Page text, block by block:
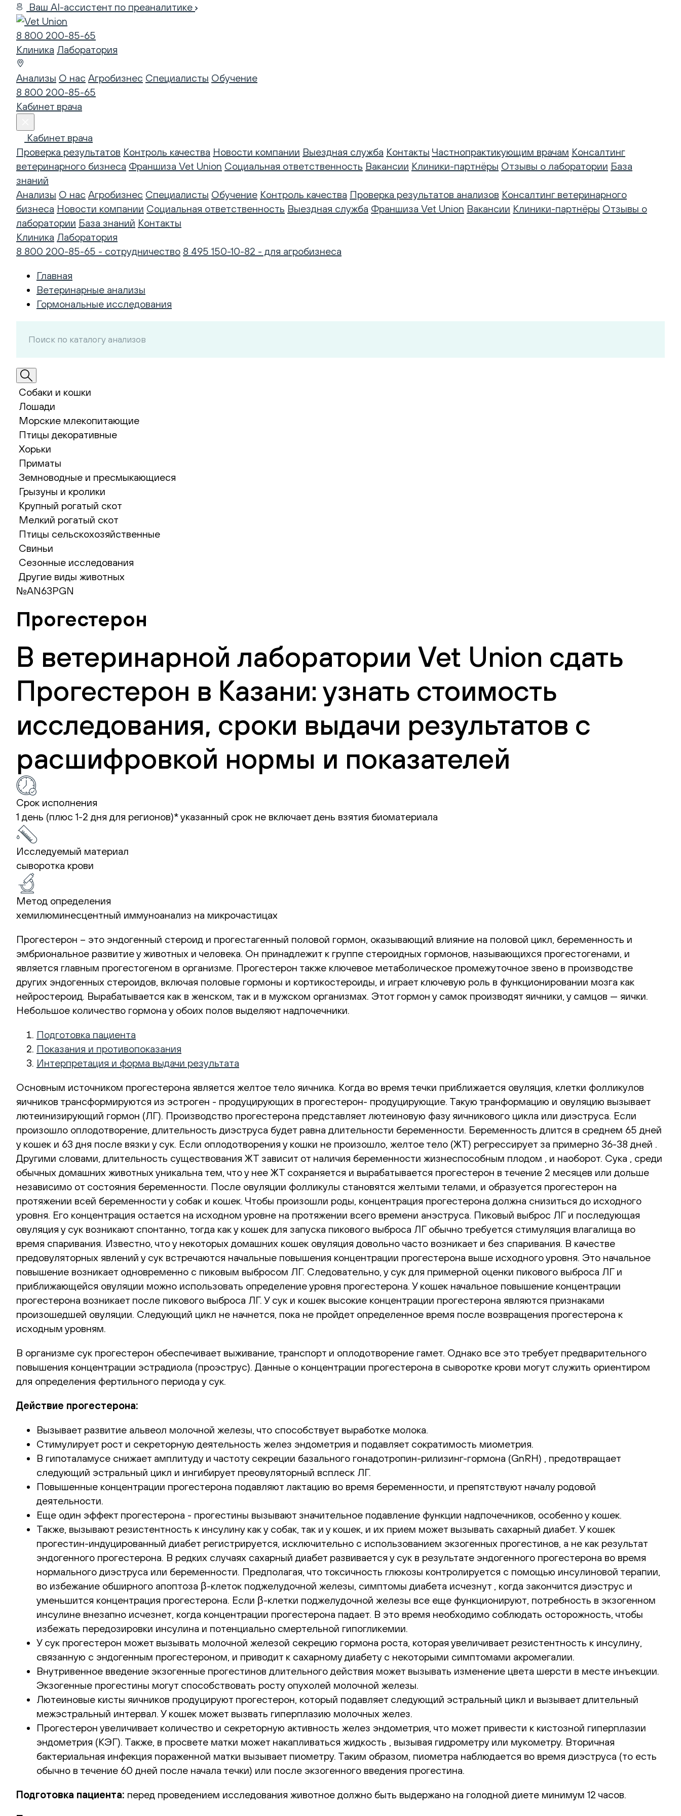
Ваш AI-ассистент по преаналитике
8 800 200-85-65
Клиника Лаборатория
Анализы О нас Агробизнес Специалисты Обучение
8 800 200-85-65
Кабинет врача
Кабинет врача
Проверка результатов Контроль качества Новости компании Выездная служба Контакты Частнопрактикующим врачам Консалтинг
ветеринарного бизнеса Франшиза Vet Union Социальная ответственность Вакансии Клиники-партнёры Отзывы о лаборатории База
знаний
Анализы О нас Агробизнес Специалисты Обучение Контроль качества Проверка результатов анализов Консалтинг ветеринарного
бизнеса Новости компании Социальная ответственность Выездная служба Франшиза Vet Union Вакансии Клиники-партнёры Отзывы о
лаборатории База знаний Контакты
Клиника Лаборатория
8 800 200-85-65 - сотрудничество 8 495 150-10-82 - для агробизнеса
Главная
Ветеринарные анализы
Гормональные исследования
Собаки и кошки
Лошади
Морские млекопитающие
Птицы декоративные
Хорьки
Приматы
Земноводные и пресмыкающиеся
Грызуны и кролики
Крупный рогатый скот
Мелкий рогатый скот
Птицы сельскохозяйственные
Свиньи
Сезонные исследования
Другие виды животных
№AN63PGN
Прогестерон
В ветеринарной лаборатории Vet Union сдать
Прогестерон в Казани: узнать стоимость
исследования, сроки выдачи результатов с
расшифровкой нормы и показателей
Срок исполнения
1 день (плюс 1-2 дня для регионов)*указанный срок не включает день взятия биоматериала
Исследуемый материал
сыворотка крови
Метод определения
хемилюминесцентный иммуноанализ на микрочастицах
Прогестерон – это эндогенный стероид и прогестагенный половой гормон, оказывающий влияние на половой цикл, беременность и
эмбриональное развитие у животных и человека. Он принадлежит к группе стероидных гормонов, называющихся прогестогенами, и
является главным прогестогеном в организме. Прогестерон также ключевое метаболическое промежуточное звено в производстве
других эндогенных стероидов, включая половые гормоны и кортикостероиды, и играет ключевую роль в функционировании мозга как
нейростероид. Вырабатывается как в женском, так и в мужском организмах. Этот гормон у самок производят яичники, у самцов — яички.
Небольшое количество гормона у обоих полов выделяют надпочечники.
Подготовка пациента
Показания и противопоказания
Интерпретация и форма выдачи результата
Основным источником прогестерона является желтое тело яичника. Когда во время течки приближается овуляция, клетки фолликулов
яичников трансформируются из эстроген - продуцирующих в прогестерон- продуцирующие. Такую транформацию и овуляцию вызывает
лютеинизирующий гормон (ЛГ). Производство прогестерона представляет лютеиновую фазу яичникового цикла или диэструса. Если
произошло оплодотворение, длительность диэструса будет равна длительности беременности. Беременность длится в среднем 65 дней
у кошек и 63 дня после вязки у сук. Если оплодотворения у кошки не произошло, желтое тело (ЖТ) регрессирует за примерно 36-38 дней .
Другими словами, длительность существования ЖТ зависит от наличия беременности жизнеспособным плодом , и наоборот. Сука , среди
обычных домашних животных уникальна тем, что у нее ЖТ сохраняется и вырабатывается прогестерон в течение 2 месяцев или дольше
независимо от состояния беременности. После овуляции фолликулы становятся желтыми телами, и образуется прогестерон на
протяжении всей беременности у собак и кошек. Чтобы произошли роды, концентрация прогестерона должна снизиться до исходного
уровня. Его концентрация остается на исходном уровне на протяжении всего времени анэструса. Пиковый выброс ЛГ и последующая
овуляция у сук возникают спонтанно, тогда как у кошек для запуска пикового выброса ЛГ обычно требуется стимуляция влагалища во
время спаривания. Известно, что у некоторых домашних кошек овуляция довольно часто возникает и без спаривания. В качестве
предовуляторных явлений у сук встречаются начальные повышения концентрации прогестерона выше исходного уровня. Это начальное
повышение возникает одновременно с пиковым выбросом ЛГ. Следовательно, у сук для примерной оценки пикового выброса ЛГ и
приближающейся овуляции можно использовать определение уровня прогестерона. У кошек начальное повышение концентрации
прогестерона возникает после пикового выброса ЛГ. У сук и кошек высокие концентрации прогестерона являются признаками
произошедшей овуляции. Следующий цикл не начнется, пока не пройдет определенное время после возвращения прогестерона к
исходным уровням.
В организме сук прогестерон обеспечивает выживание, транспорт и оплодотворение гамет. Однако все это требует предварительного
повышения концентрации эстрадиола (проэструс). Данные о концентрации прогестерона в сыворотке крови могут служить ориентиром
для определения фертильного периода у сук.
Действие прогестерона:
Вызывает развитие альвеол молочной железы, что способствует выработке молока.
Стимулирует рост и секреторную деятельность желез эндометрия и подавляет сократимость миометрия.
В гипоталамусе снижает амплитуду и частоту секреции базального гонадотропин-рилизинг-гормона (GnRH) , предотвращает
следующий эстральный цикл и ингибирует преовуляторный всплеск ЛГ.
Повышенные концентрации прогестерона подавляют лактацию во время беременности, и препятствуют началу родовой
деятельности.
Еще один эффект прогестерона - прогестины вызывают значительное подавление функции надпочечников, особенно у кошек.
Также, вызывают резистентность к инсулину как у собак, так и у кошек, и их прием может вызывать сахарный диабет. У кошек
прогестин-индуцированный диабет регистрируется, исключительно с использованием экзогенных прогестинов, а не как результат
эндогенного прогестерона. В редких случаях сахарный диабет развивается у сук в результате эндогенного прогестерона во время
нормального диэструса или беременности. Предполагая, что токсичность глюкозы контролируется с помощью инсулиновой терапии,
во избежание обширного апоптоза β-клеток поджелудочной железы, симптомы диабета исчезнут , когда закончится диэструс и
уменьшится концентрация прогестерона. Если β-клетки поджелудочной железы все еще функционируют, потребность в экзогенном
инсулине внезапно исчезнет, когда концентрации прогестерона падает. В это время необходимо соблюдать осторожность, чтобы
избежать передозировки инсулина и потенциально смертельной гипогликемии.
У сук прогестерон может вызывать молочной железой секрецию гормона роста, которая увеличивает резистентность к инсулину,
связанную с эндогенным прогестероном, и приводит к сахарному диабету с некоторыми симптомами акромегалии.
Внутривенное введение экзогенные прогестинов длительного действия может вызывать изменение цвета шерсти в месте инъекции.
Экзогенные прогестины могут способствовать росту опухолей молочной железы.
Лютеиновые кисты яичников продуцируют прогестерон, который подавляет следующий эстральный цикл и вызывает длительный
межэстральный интервал. У кошек может вызвать гиперплазию молочных желез.
Прогестерон увеличивает количество и секреторную активность желез эндометрия, что может привести к кистозной гиперплазии
эндометрия (КЭГ). Также, в просвете матки может накапливаться жидкость , вызывая гидрометру или мукометру. Вторичная
бактериальная инфекция пораженной матки вызывает пиометру. Таким образом, пиометра наблюдается во время диэструса (то есть
обычно в течение 60 дней после начала течки) или после экзогенного введения прогестина.
Подготовка пациента: перед проведением исследования животное должно быть выдержано на голодной диете минимум 12 часов.